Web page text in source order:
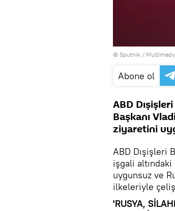
© Sputnik /
Abone ol
ABD
Başkanı
ziyaretini
ABD Dışişleri
işgali altındaki
uygunsuz ve
ilkeleriyle
'RUSYA,